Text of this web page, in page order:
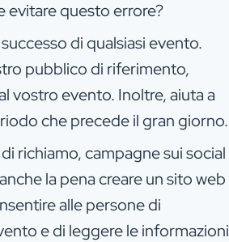
evitare questo errore?
di qualsiasi evento.
pubblico di riferimento,
vostro evento. Inoltre, aiuta a
che precede il gran giorno.
richiamo, campagne sui social
la pena creare un sito web
alle persone di
e di leggere le informazioni